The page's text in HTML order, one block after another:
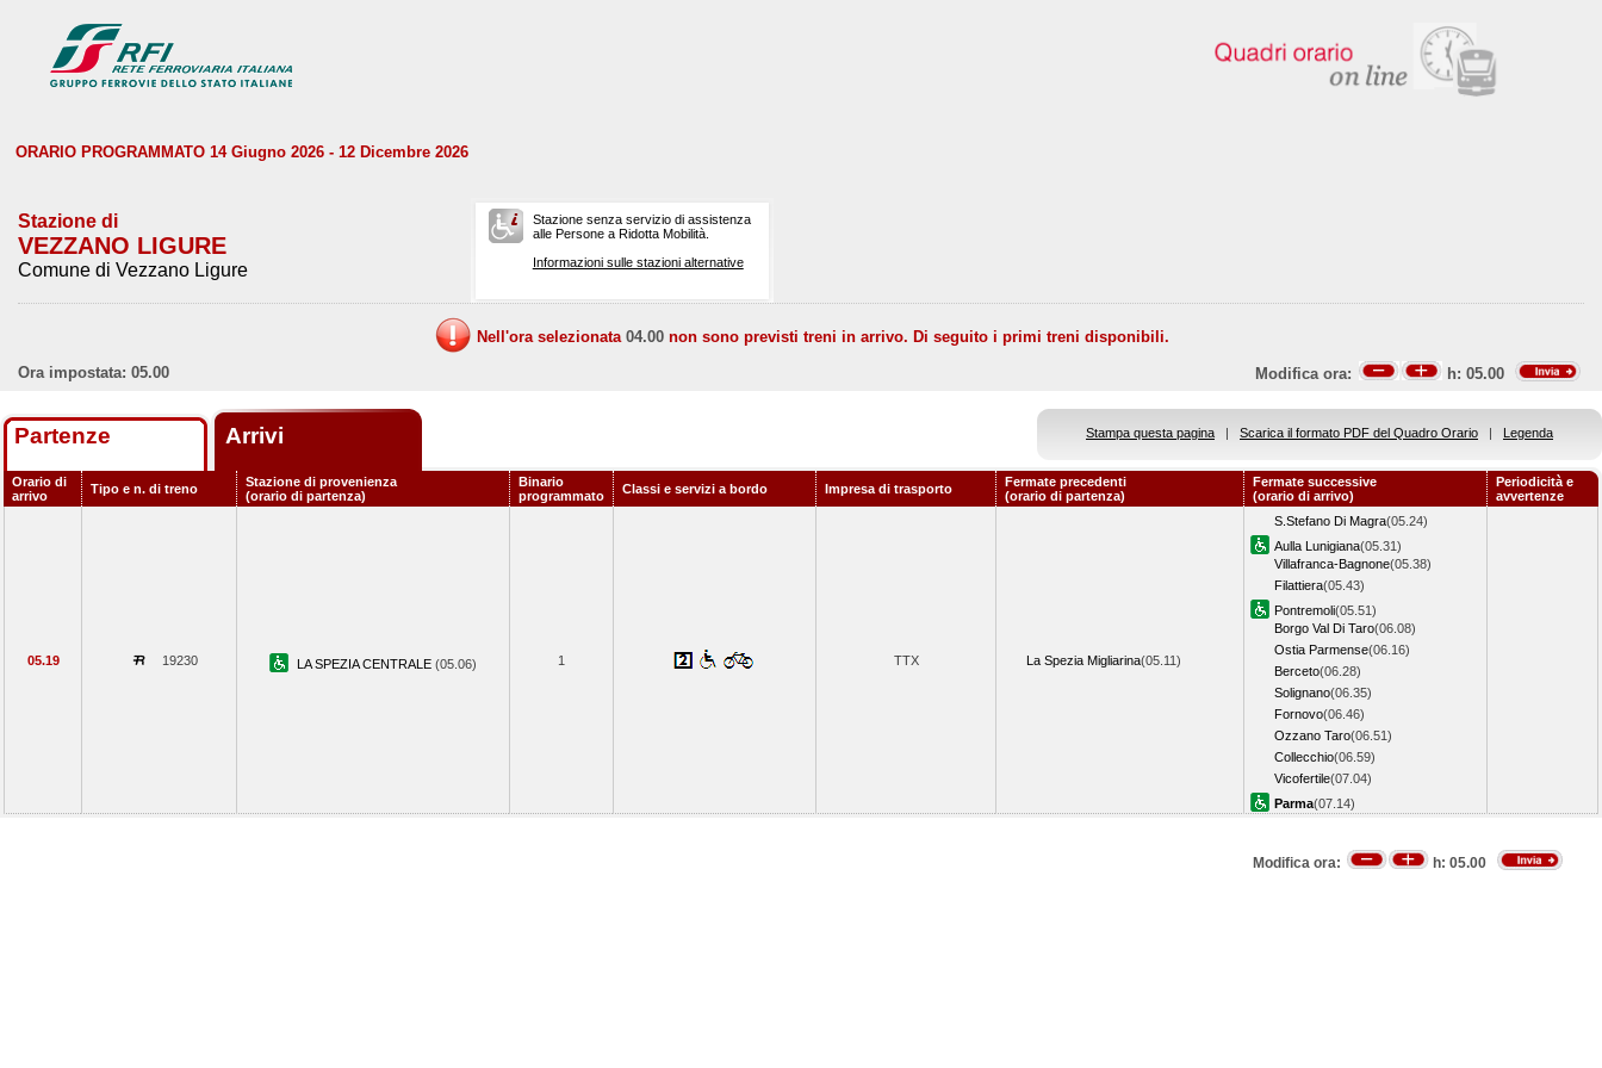
ORARIO PROGRAMMATO 14 Giugno 2026 - 12 Dicembre 2026
Stazione di
VEZZANO LIGURE
Comune di Vezzano Ligure
Stazione senza servizio di assistenza
alle Persone a Ridotta Mobilità.
Informazioni sulle stazioni alternative
Nell'ora selezionata 04.00 non sono previsti treni in arrivo. Di seguito i primi treni disponibili.
Ora impostata: 05.00
Modifica ora: h: 05.00
Partenze Arrivi Stampa questa pagina | Scarica il formato PDF del Quadro Orario | Legenda
Orario di
arrivo
Tipo e n. di treno
Stazione di provenienza
(orario di partenza)
Binario
programmato
Classi e servizi a bordo Impresa di trasporto
Fermate precedenti
(orario di partenza)
Fermate successive
(orario di arrivo)
Periodicità e
avvertenze
05.19 19230 LA SPEZIA CENTRALE (05.06) 1 TTX La Spezia Migliarina(05.11)
S.Stefano Di Magra(05.24)
Aulla Lunigiana(05.31)
Villafranca-Bagnone(05.38)
Filattiera(05.43)
Pontremoli(05.51)
Borgo Val Di Taro(06.08)
Ostia Parmense(06.16)
Berceto(06.28)
Solignano(06.35)
Fornovo(06.46)
Ozzano Taro(06.51)
Collecchio(06.59)
Vicofertile(07.04)
Parma(07.14)
Modifica ora: h: 05.00